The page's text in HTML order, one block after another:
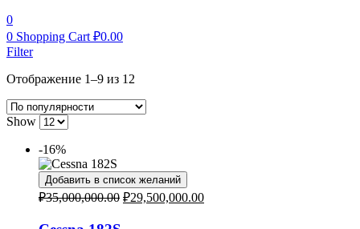
0
0 Shopping Cart ₽0.00
Filter
Отображение 1–9 из 12
Show
-16%
Добавить в список желаний
₽35,000,000.00 Первоначальная
₽29,500,000.00Текущая